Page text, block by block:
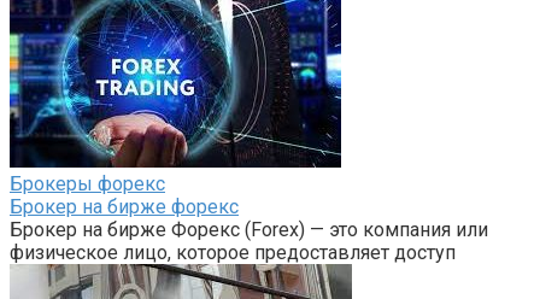
Брокеры форекс
Брокер на бирже форекс
Брокер на бирже Форекс (Forex) — это компания или
физическое лицо, которое предоставляет доступ